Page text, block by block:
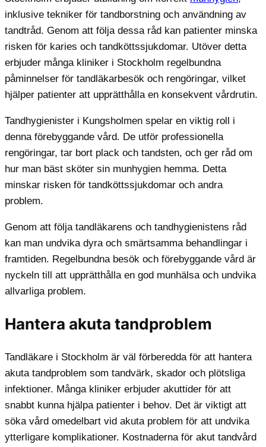
inklusive tekniker för tandborstning och användning av
tandtråd. Genom att följa dessa råd kan patienter minska
risken för karies och tandköttssjukdomar. Utöver detta
erbjuder många kliniker i Stockholm regelbundna
påminnelser för tandläkarbesök och rengöringar, vilket
hjälper patienter att upprätthålla en konsekvent vårdrutin.
Tandhygienister i Kungsholmen spelar en viktig roll i
denna förebyggande vård. De utför professionella
rengöringar, tar bort plack och tandsten, och ger råd om
hur man bäst sköter sin munhygien hemma. Detta
minskar risken för tandköttssjukdomar och andra
problem.
Genom att följa tandläkarens och tandhygienistens råd
kan man undvika dyra och smärtsamma behandlingar i
framtiden. Regelbundna besök och förebyggande vård är
nyckeln till att upprätthålla en god munhälsa och undvika
allvarliga problem.
Hantera akuta tandproblem
Tandläkare i Stockholm är väl förberedda för att hantera
akuta tandproblem som tandvärk, skador och plötsliga
infektioner. Många kliniker erbjuder akuttider för att
snabbt kunna hjälpa patienter i behov. Det är viktigt att
söka vård omedelbart vid akuta problem för att undvika
ytterligare komplikationer. Kostnaderna för akut tandvård